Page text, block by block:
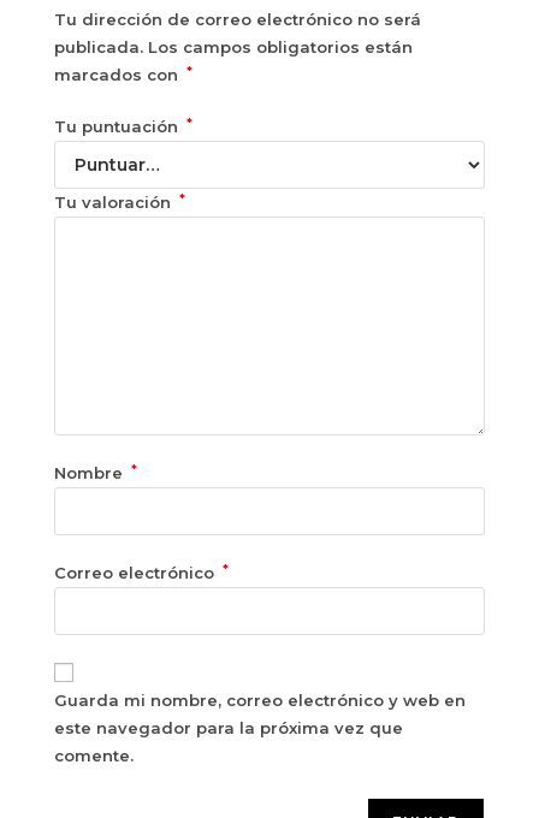
Tu dirección de correo electrónico no será
publicada. Los campos obligatorios están
marcados con
*
Tu puntuación *
Tu valoración *
Nombre *
Correo electrónico *
Guarda mi nombre, correo electrónico y web en
este navegador para la próxima vez que
comente.